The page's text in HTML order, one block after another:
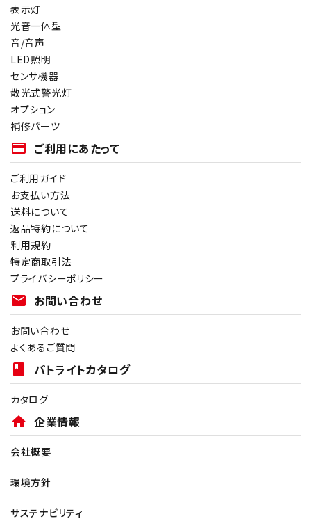
表示灯
光音一体型
音/音声
LED照明
センサ機器
散光式警光灯
オプション
補修パーツ
payment ご利用にあたって
ご利用ガイド
お支払い方法
送料について
返品特約について
利用規約
特定商取引法
プライバシーポリシー
mail お問い合わせ
お問い合わせ
よくあるご質問
book パトライトカタログ
カタログ
home 企業情報
会社概要
環境方針
サステナビリティ